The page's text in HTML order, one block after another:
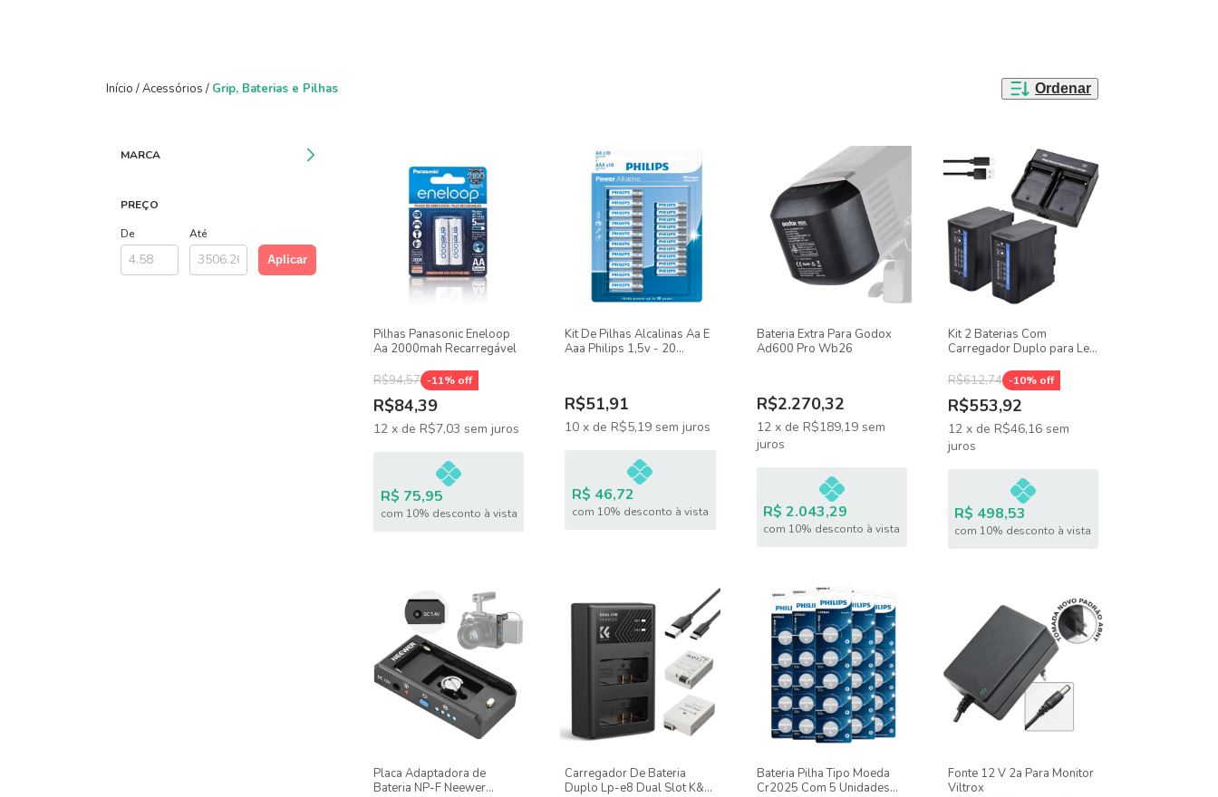
Início /Acessórios / Grip, Baterias e Pilhas Ordenar
MARCA
PREÇO
De
Até
Aplicar
Pilhas Panasonic Eneloop
Aa 2000mah Recarregável
R$94,57 -11% off
R$84,39
12 x de R$7,03 sem juros
R$ 75,95
com 10% desconto à vista
Kit De Pilhas Alcalinas Aa E
Aaa Philips 1,5v - 20
R$51,91
10 x deR$5,19 sem juros
R$ 46,72
com 10% desconto à vista
Bateria Extra Para Godox
Ad600 Pro Wb26
R$2.270,32
12 x de R$189,19 sem
juros
R$ 2.043,29
com 10% desconto à vista
Kit 2 Baterias Com
Carregador Duplo para Led
R$612,74 -10% off
R$553,92
12 x de R$46,16 sem
juros
R$ 498,53
com 10% desconto à vista
Placa Adaptadora de
Bateria NP-F Neewer
Carregador De Bateria
Duplo Lp-e8 Dual Slot K&f
Bateria Pilha Tipo Moeda
Cr2025 Com 5 Unidades
Fonte 12 V 2a Para Monitor
Viltrox